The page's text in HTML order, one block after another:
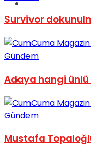
Spor
Podcast
Survivor
Gündem
Adaya hangi
Gündem
Mustafa Topaloğlu